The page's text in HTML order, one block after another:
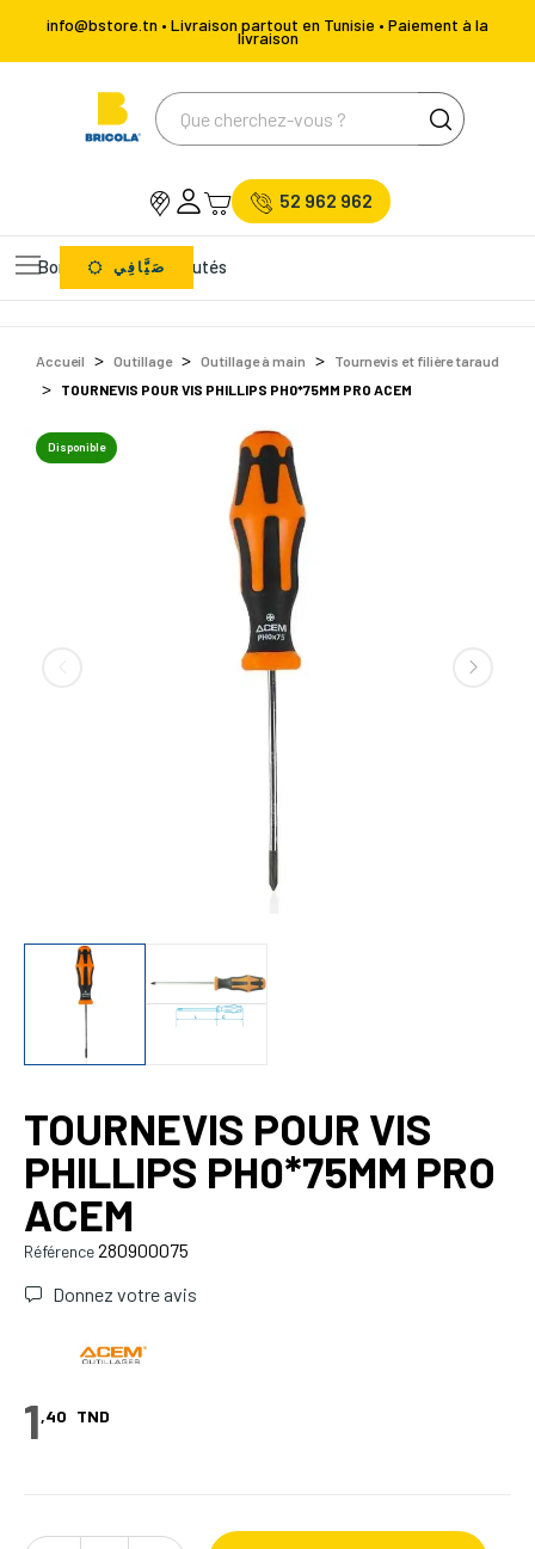
info@bstore.tn • Livraison partout en Tunisie • Paiement à la
livraison
52 962 962
Bons Plans Nouveautés
صَيَّافِي
Accueil Outillage Outillage à main
Tournevis et filière taraud
TOURNEVIS POUR VIS PHILLIPS PH0*75MM PRO ACEM
Disponible
TOURNEVIS POUR VIS
PHILLIPS PH0*75MM PRO
ACEM
Référence280900075
Donnez votre avis
1,40 TND